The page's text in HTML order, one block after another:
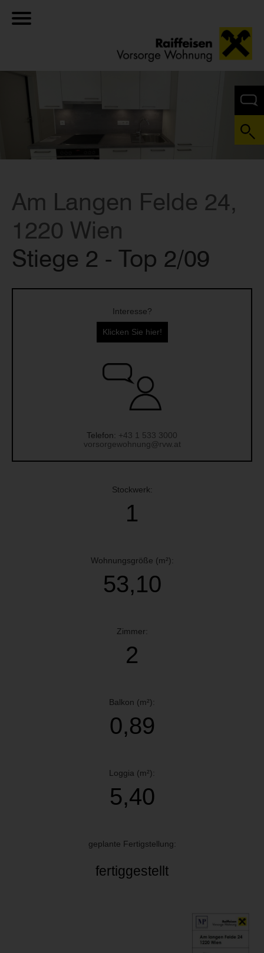
Am Langen Felde 24,
1220 Wien
Stiege 2 - Top 2/09
Interesse?
Klicken Sie hier!
Telefon: +43 1 533 3000
vorsorgewohnung@rvw.at
Stockwerk:
1
Wohnungsgröße (m²):
53,10
Zimmer:
2
Balkon (m²):
0,89
Loggia (m²):
5,40
geplante Fertigstellung:
fertiggestellt